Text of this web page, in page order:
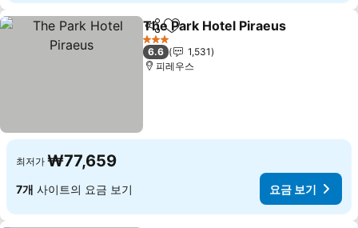
공유 즐겨찾기에 추가
The Park Hotel Piraeus
3 성급
6.6
1,531
피레우스
최저가 ₩77,659
7개 사이트의 요금 보기 요금 보기